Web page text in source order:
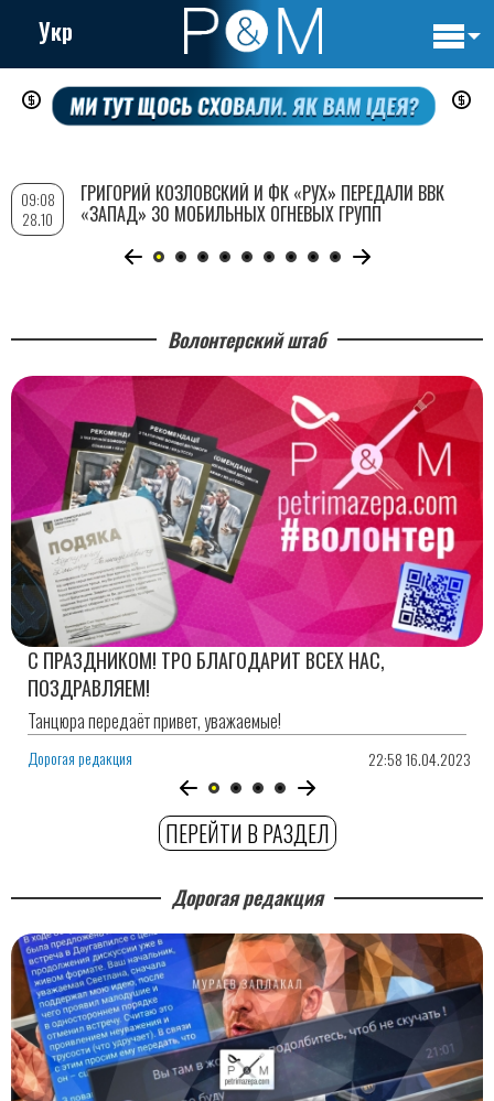
Перейти
содержанию
Укр
Волонтерский штаб
С ПРАЗДНИКОМ! ТРО БЛАГОДАРИТ ВСЕХ НАС,
ПОЗДРАВЛЯЕМ!
Танцюра передаёт привет, уважаемые!
Дорогая редакция 22:58 16.04.2023
ПЕРЕЙТИ В РАЗДЕЛ
Дорогая редакция
09:08
28.10
ГРИГОРИЙ КОЗЛОВСКИЙ И ФК «РУХ» ПЕРЕДАЛИ ВВК
«ЗАПАД» 30 МОБИЛЬНЫХ ОГНЕВЫХ ГРУПП